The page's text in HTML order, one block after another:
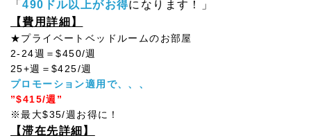
「490ドル以上がお得になります！」
【費用詳細】
★プライベートベッドルームのお部屋
2-24週＝$450/週
25+週＝$425/週
プロモーション適用で、、、
”$415/週”
※最大$35/週お得に！
【滞在先詳細】